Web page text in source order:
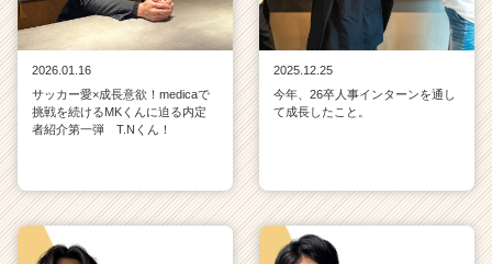
2026.01.16
サッカー愛×成長意欲！medicaで
挑戦を続けるMKくんに迫る内定
者紹介第一弾 T.Nくん！
2025.12.25
今年、26卒人事インターンを通し
て成長したこと。